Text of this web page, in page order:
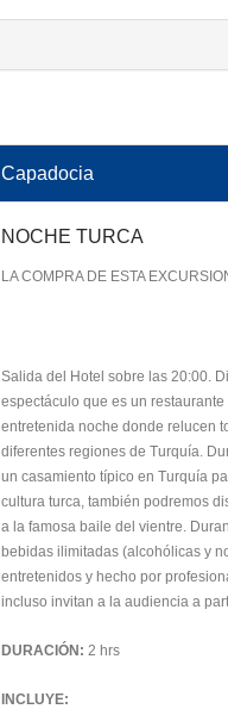
Capadocia
NOCHE TURCA
LA COMPRA DE ESTA
Salida del Hotel sobre las 20:00.
espectáculo que es un
entretenida noche donde relucen
diferentes regiones de Turquía.
un casamiento típico en Turquía
cultura turca, también podremos
a la famosa baile del vientre.
bebidas ilimitadas (alcohólicas y
entretenidos y hecho por
incluso invitan a la audiencia a
DURACIÓN: 2 hrs
INCLUYE: